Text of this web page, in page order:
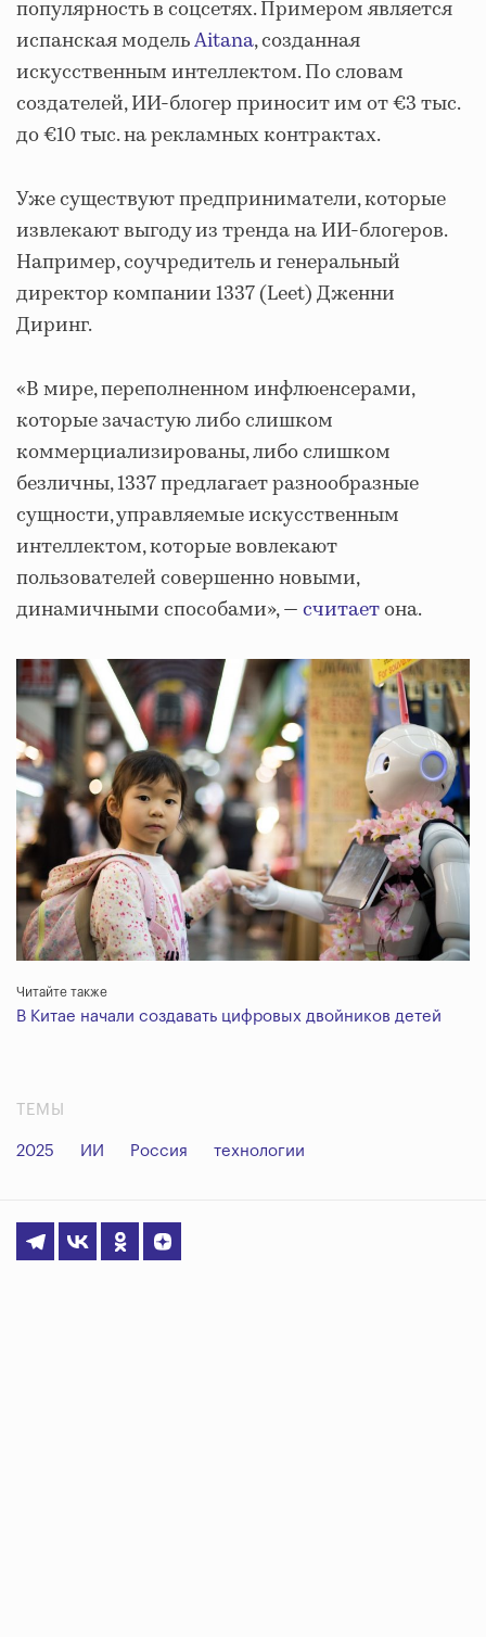
популярность в соцсетях. Примером является
испанская модельAitana, созданная
искусственным интеллектом. По словам
создателей, ИИ-блогер приносит им от €3 тыс.
до €10 тыс. на рекламных контрактах.
Уже существуют предприниматели, которые
извлекают выгоду из тренда на ИИ-блогеров.
Например, соучредитель и генеральный
директор компании 1337 (Leet) Дженни
Диринг.
«В мире, переполненном инфлюенсерами,
которые зачастую либо слишком
коммерциализированы, либо слишком
безличны, 1337 предлагает разнообразные
сущности, управляемые искусственным
интеллектом, которые вовлекают
пользователей совершенно новыми,
динамичными способами», —считаетона.
Читайте также
В Китае начали создавать цифровых двойников детей
ТЕМЫ
2025 ИИ Россия технологии